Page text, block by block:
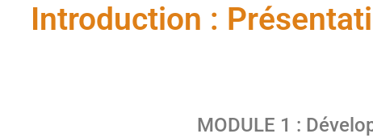
Introduction :
MODULE 1 :